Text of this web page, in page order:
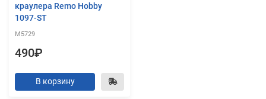
краулера Remo Hobby
1097-ST
M5729
490₽
В корзину